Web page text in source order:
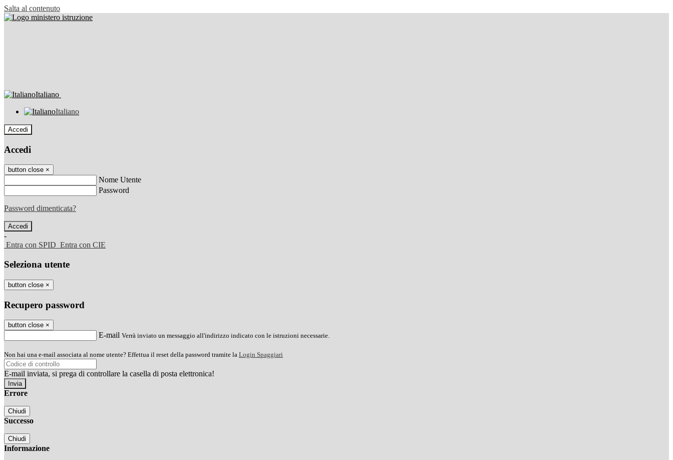
Salta al contenuto
Italiano
Italiano
Accedi
Accedi
button close ×
Nome Utente
Password
Password dimenticata?
-
Entra con SPID Entra con CIE
Seleziona utente
button close ×
Recupero password
button close ×
E-mail Verrà inviato un messaggio all'indirizzo indicato con le istruzioni necessarie.
Non hai una e-mail associata al nome utente? Effettua il reset della password tramite la Login Spaggiari
E-mail inviata, si prega di controllare la casella di posta elettronica!
Errore
Chiudi
Successo
Chiudi
Informazione